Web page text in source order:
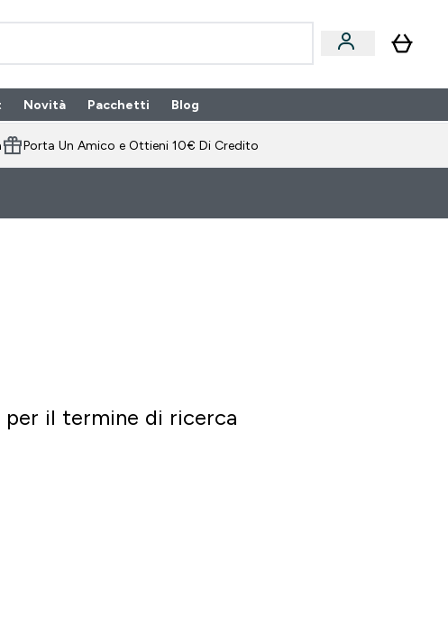
Abbonamento submenu
Novità Pacchetti Enter Pacchetti submenu
Blog
Porta Un Amico e Ottieni 10€ Di Credito
il termine di ricerca